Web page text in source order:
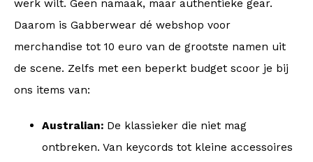
werk wilt. Geen namaak, maar authentieke gear.
Daarom is Gabberwear dé webshop voor
merchandise tot 10 euro van de grootste namen uit
de scene. Zelfs met een beperkt budget scoor je bij
ons items van:
Australian: De klassieker die niet mag
ontbreken. Van keycords tot kleine accessoires